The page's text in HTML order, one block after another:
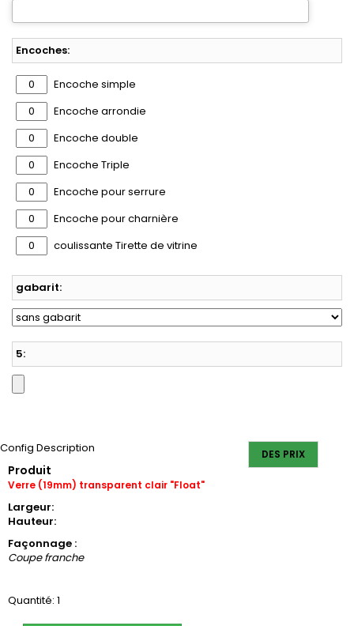
Encoches:
Encoche simple
Encoche arrondie
Encoche double
Encoche Triple
Encoche pour serrure
Encoche pour charnière
coulissante Tirette de vitrine
gabarit:
5:
DES PRIX
Config Description
Produit
Verre (19mm) transparent clair "Float"
Largeur:
Hauteur:
Façonnage :
Coupe franche
Quantité: 1